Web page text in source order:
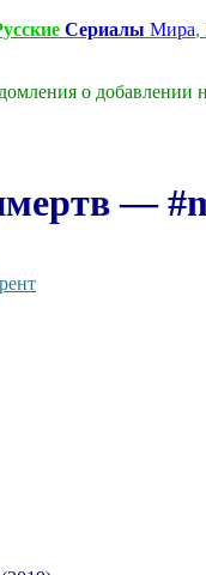
Сериалы Мира,
о добавлении
—